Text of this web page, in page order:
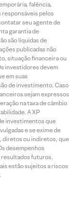
falência,
pelos
seu agente de
garantia de
são líquidas de
publicadas não
situação financeira ou
investidores devem
em suas
de investimento. Caso
sejam expressos
na taxa de câmbio
A XP
investimentos que
e se exime de
diretos ou indiretos, que
desempenhos
resultados futuros.
estão sujeitos a riscos